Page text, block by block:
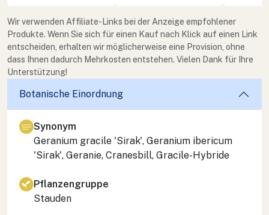
Wir verwenden Affiliate-Links bei der Anzeige empfohlener
Produkte. Wenn Sie sich für einen Kauf nach Klick auf einen Link
entscheiden, erhalten wir möglicherweise eine Provision, ohne
dass Ihnen dadurch Mehrkosten entstehen. Vielen Dank für Ihre
Unterstützung!
Botanische Einordnung
Synonym
Geranium gracile 'Sirak', Geranium ibericum
'Sirak', Geranie, Cranesbill, Gracile-Hybride
Pflanzengruppe
Stauden